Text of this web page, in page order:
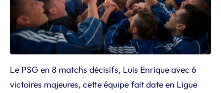
Le PSG en 8 matchs décisifs, Luis Enrique avec 6
victoires majeures, cette équipe fait date en Ligue